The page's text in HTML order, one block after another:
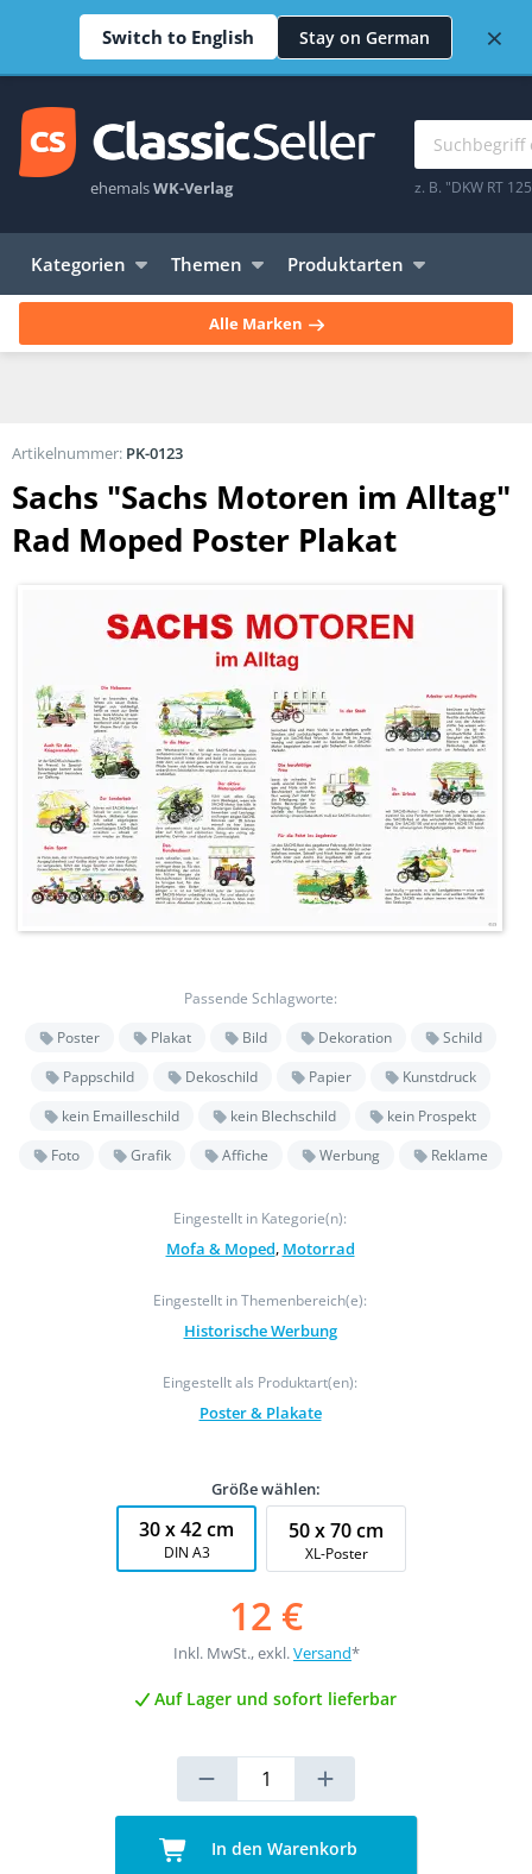
Switch to English Stay on German ×
ehemalsWK-Verlag z. B. "DKW RT
Kategorien Themen Produktarten
Alle Marken
Sachs "Sachs Motoren im Alltag"
Rad Moped Poster Plakat
Passende Schlagworte:
Poster
Plakat Bild Dekoration
Schild
Pappschild
Dekoschild Papier
Kunstdruck
kein Emailleschild
kein Blechschild
kein Prospekt
Foto
Grafik Affiche Werbung Reklame
Eingestellt in Kategorie(n):
Mofa & Moped, Motorrad
Eingestellt in Themenbereich(e):
Historische Werbung
Eingestellt als Produktart(en):
Poster & Plakate
Artikelnummer: PK-0123
Größe wählen:
30 x 42 cm
DIN A3
50 x 70 cm
XL-Poster
12 €
Inkl. MwSt., exkl.Versand*
Auf Lager und sofort lieferbar
In den Warenkorb